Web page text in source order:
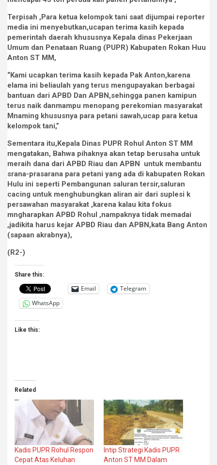
Terpisah ,Para ketua kelompok tani saat dijumpai reporter
media ini menyebutkan,ucapan terima kasih kepada
pemerintah daerah khususnya Kepala dinas Pekerjaan
Umum dan Penataan Ruang (PUPR) Kabupaten Rokan Huu
Anton ST MM,
“Kami ucapkan terima kasih kepada Pak Anton,karena
elama ini beliaulah yang terus mengupayakan berbagai
bantuan dari APBD Dan APBN,sehingga panen kamipun
terus naik danmampu menopang perekomian masyarakat
Mnaming khususnya para petani sawah,ucap para ketua
kelompok tani,”
Sementara itu,Kepala Dinas PUPR Rohul Anton ST MM
mengatakan, Bahwa pihaknya akan tetap berusaha untuk
meraih dana dari APBD Riau dan APBN untuk membantu
srana-prasarana para petani yang ada di kabupaten Rokan
Hulu ini seperti Pembangunan saluran tersir,saluran
cacing untuk menghubungkan aliran air dari suplesi k
persawahan masyarakat ,karena kalau kita fokus
mngharapkan APBD Rohul ,nampaknya tidak memadai
,jadikita harus kejar APBD Riau dan APBN,kata Bang Anton
(sapaan akrabnya),
(R2-)
Share this:
Email
Telegram
WhatsApp
Like this:
Related
Kadis PUPR Rohul Respon
Cepat Atas Keluhan
Intip Strategi Kadis PUPR
Anton ST MM Dalam